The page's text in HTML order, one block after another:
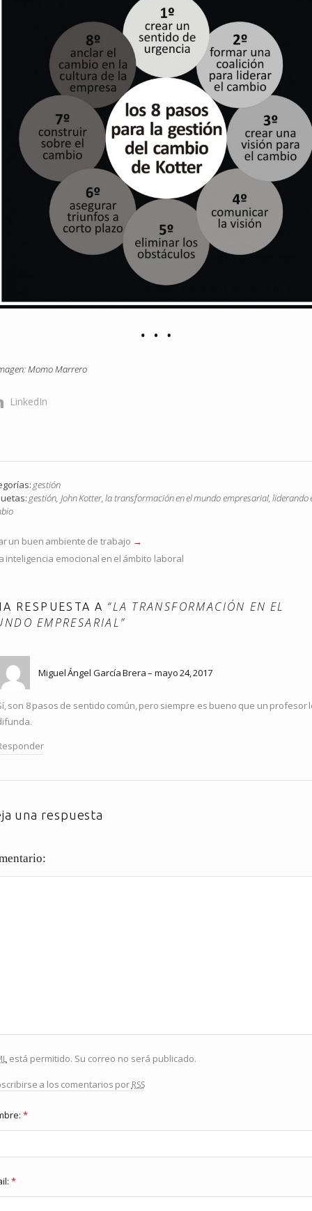
Momo Marrero
LinkedIn
gestión
gestión, John Kotter,la transformación en el mundo empresarial,liderando
un buen ambiente de trabajo
inteligencia emocional en el ámbito laboral
RESPUESTA A “LA TRANSFORMACIÓN EN EL
EMPRESARIAL”
Miguel Ángel García Brera mayo 24, 2017
son 8 pasos de sentido común, pero siempre es bueno que un profesor
una respuesta
está permitido. Su correo no será publicado.
a los comentarios por rss
*
*